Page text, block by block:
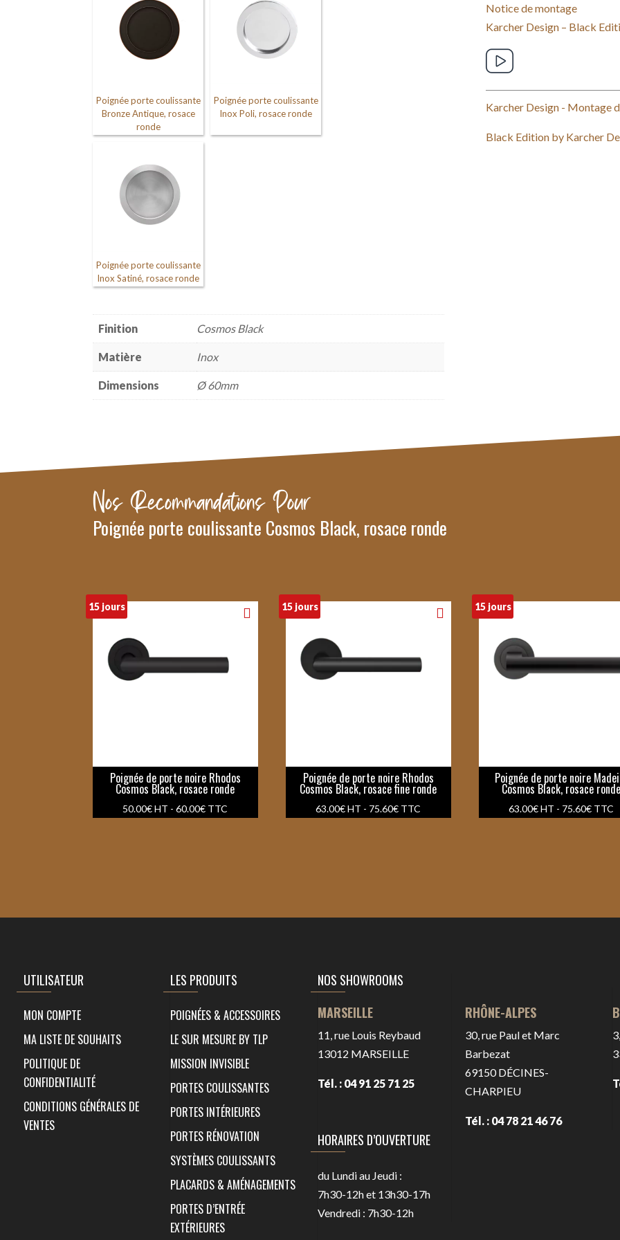
Poignée porte coulissante
Bronze Antique, rosace
ronde
Poignée porte coulissante
Inox Poli, rosace ronde
Poignée porte coulissante
Inox Satiné, rosace ronde
Finition Cosmos Black
Matière Inox
Dimensions Ø 60mm
Notice de montage
Karcher Design – Black
Karcher Design - Montage
Black Edition by Karcher
Nos Recommandations Pour
Poignée porte coulissante Cosmos Black, rosace ronde
15 jours
Poignée de porte noire Rhodos
Cosmos Black, rosace ronde
50.00€ HT -60.00€ TTC
15 jours
Poignée de porte noire Rhodos
Cosmos Black, rosace fine ronde
63.00€ HT - 75.60€ TTC
15 jours
Poignée de porte noire
Cosmos Black, rosace ronde
63.00€ HT - 75.60€ TTC
UTILISATEUR
MON COMPTE
MA LISTE DE SOUHAITS
POLITIQUE DE
CONFIDENTIALITÉ
CONDITIONS GÉNÉRALES DE
VENTES
LES PRODUITS
POIGNÉES & ACCESSOIRES
LE SUR MESURE BY TLP
MISSION INVISIBLE
PORTES COULISSANTES
PORTES INTÉRIEURES
PORTES RÉNOVATION
SYSTÈMES COULISSANTS
PLACARDS & AMÉNAGEMENTS
PORTES D’ENTRÉE
EXTÉRIEURES
NOS SHOWROOMS
MARSEILLE
11, rue Louis Reybaud
13012 MARSEILLE
Tél. : 04 91 25 71 25
HORAIRES D’OUVERTURE
du Lundi au Jeudi :
7h30-12h et 13h30-17h
Vendredi : 7h30-12h
RHÔNE-ALPES
30, rue Paul et Marc
Barbezat
69150DÉCINES-
CHARPIEU
Tél. : 04 78 21 46 76